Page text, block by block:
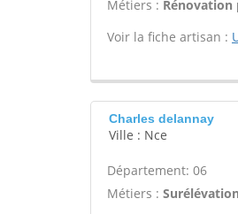
Métiers :
Voir la fiche artisan :
Charles delannay
Ville : Nce
Département: 06
Métiers :